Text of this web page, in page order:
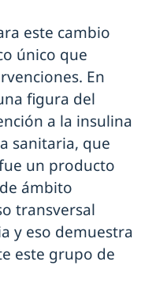
este cambio
único que
En
figura del
a la insulina
sanitaria, que
un producto
ámbito
transversal
y eso demuestra
este grupo de